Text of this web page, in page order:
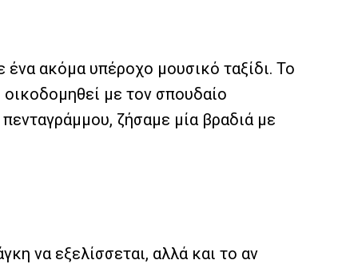
ακόμα υπέροχο μουσικό ταξίδι. Το
με τον σπουδαίο
ζήσαμε μία βραδιά με
να εξελίσσεται, αλλά και το αν